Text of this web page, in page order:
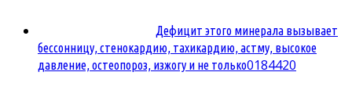
Дефицит этого минерала вызывает
бессонницу, стенокардию, тахикардию, астму, высокое
давление, остеопороз, изжогу и не только0184420